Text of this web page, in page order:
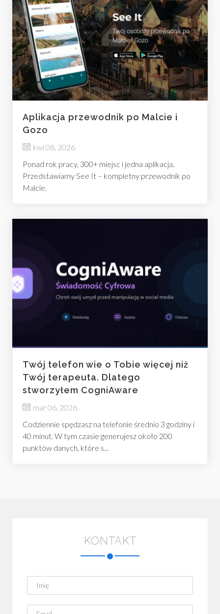
Aplikacja przewodnik po Malcie i
Gozo
kwi 08, 2026
Ponad rok pracy, 300+ miejsc i jedna aplikacja.
Przedstawiamy See It – kompletny przewodnik po
Malcie.
Twój telefon wie o Tobie więcej niż
Twój terapeuta. Dlatego
stworzyłem CogniAware
mar 06, 2026
Codziennie spędzasz na telefonie średnio 3 godziny i
40 minut. W tym czasie generujesz około 200
punktów danych, które s...
KONTAKT